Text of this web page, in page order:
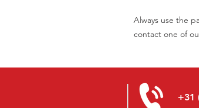
Always use the
contact one of
+31